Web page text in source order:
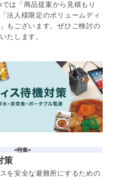
は「商品提案から見積もり
法人様限定のボリュームディ
もございます。ぜひご検討の
たします。
<特集>
策
を安全な避難所にするための